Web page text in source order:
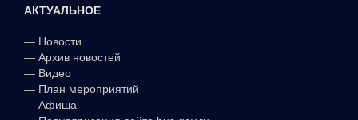
АКТУАЛЬНОЕ
— Новости
— Архив новостей
— Видео
— План мероприятий
— Афиша